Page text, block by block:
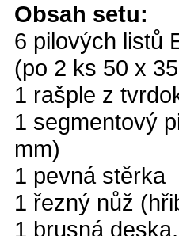
Obsah setu:
6 pilových listů
(po 2 ks 50 x
1 rašple z
1 segmentový
mm)
1 pevná stěrka
1 řezný nůž
1 brusná